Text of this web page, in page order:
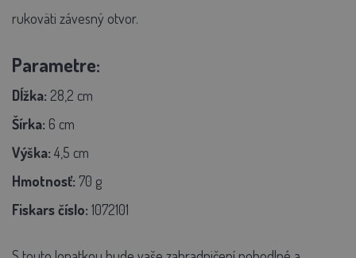
rukoväti závesný otvor.
Parametre:
Dĺžka: 28,2 cm
Šírka: 6 cm
Výška: 4,5 cm
Hmotnosť: 70 g
Fiskars číslo: 1072101